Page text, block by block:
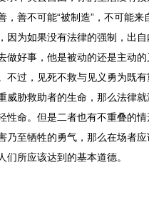
善不可能“被制造”，不可能来
因为如果没有法律的强制，出
做好事，他是被动的还是主动
不过，见死不救与见义勇为既
胁救助者的生命，那么法律
性命。但是二者也有不重叠的
乃至牺牲的勇气，那么在场者
所应该达到的基本道德。